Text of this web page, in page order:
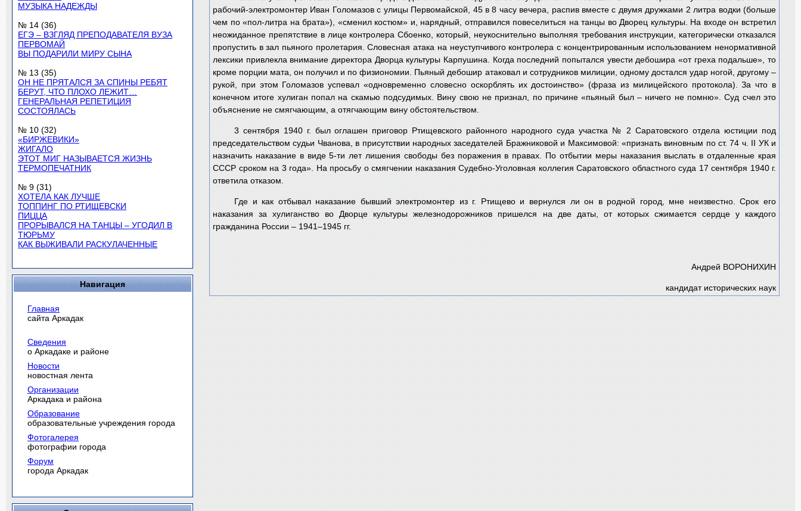
МУЗЫКА НАДЕЖДЫ
№ 14 (36)
ЕГЭ – ВЗГЛЯД ПРЕПОДАВАТЕЛЯ ВУЗА
ПЕРВОМАЙ
ВЫ ПОДАРИЛИ МИРУ СЫНА
№ 13 (35)
ОН НЕ ПРЯТАЛСЯ ЗА СПИНЫ РЕБЯТ
БЕРУТ, ЧТО ПЛОХО ЛЕЖИТ…
ГЕНЕРАЛЬНАЯ РЕПЕТИЦИЯ
СОСТОЯЛАСЬ
№ 10 (32)
«БИРЖЕВИКИ»
ЖИГАЛО
ЭТОТ МИГ НАЗЫВАЕТСЯ ЖИЗНЬ
ТЕРМОПЕЧАТНИК
№ 9 (31)
ХОТЕЛА КАК ЛУЧШЕ
ТОППИНГ ПО РТИЩЕВСКИ
ПИЦЦА
ПРОРЫВАЛСЯ НА ТАНЦЫ – УГОДИЛ В
ТЮРЬМУ
КАК ВЫЖИВАЛИ РАСКУЛАЧЕННЫЕ
Навигация
Главная
сайта Аркадак
Сведения
о Аркадаке и районе
Новости
новостная лента
Организации
Аркадака и района
Образование
образовательные учреждения города
Фотогалерея
фотографии города
Форум
города Аркадак
рабочий-электромонтер Иван Голомазов с улицы Первомайской, 45 в 8 часу вечера, распив вместе с двумя дружками 2 литра водки (больше
чем по «пол-литра на брата»), «сменил костюм» и, нарядный, отправился повеселиться на танцы во Дворец культуры. На входе он встретил
неожиданное препятствие в лице контролера Сбоенко, который, неукоснительно выполняя требования инструкции, категорически отказался
пропустить в зал пьяного пролетария. Словесная атака на неуступчивого контролера с концентрированным использованием ненормативной
лексики привлекла внимание директора Дворца культуры Карпушина. Когда последний попытался увести дебошира «от греха подальше», то
кроме порции мата, он получил и по физиономии. Пьяный дебошир атаковал и сотрудников милиции, одному достался удар ногой, другому –
рукой, при этом Голомазов успевал «одновременно словесно оскорблять их достоинство» (фраза из милицейского протокола). За что в
конечном итоге хулиган попал на скамью подсудимых. Вину свою не признал, по причине «пьяный был – ничего не помню». Суд счел это
объяснение не смягчающим, а отягчающим вину обстоятельством.
3 сентября 1940 г. был оглашен приговор Ртищевского районного народного суда участка № 2 Саратовского отдела юстиции под
председательством судьи Чванова, в присутствии народных заседателей Бражниковой и Максимовой: «признать виновным по ст. 74 ч. II УК и
назначить наказание в виде 5-ти лет лишения свободы без поражения в правах. По отбытии меры наказания выслать в отдаленные края
СССР сроком на 3 года». На просьбу о смягчении наказания Судебно-Уголовная коллегия Саратовского областного суда 17 сентября 1940 г.
ответила отказом.
Где и как отбывал наказание бывший электромонтер из г. Ртищево и вернулся ли он в родной город, мне неизвестно. Срок его
наказания за хулиганство во Дворце культуры железнодорожников пришелся на две даты, от которых сжимается сердце у каждого
гражданина России – 1941–1945 гг.
Андрей ВОРОНИХИН
кандидат исторических наук